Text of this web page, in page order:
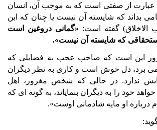
از صفتی است که به موجب آن، انسان
بداند که شایسته آن نیست یا چنان که ابن
الاخلاق) گفته است: «گمانی دروغین است
که شایسته آن نیست».
این است که صاحب عجب به فضایلی که
می برد، دل خوش است و کاری به نظر دیگران
ندارد. در حالی که شخص مغرور، اهل
خود را به دیگران بنمایاند، به گونه ای که
او مایه شادمانی اوست».